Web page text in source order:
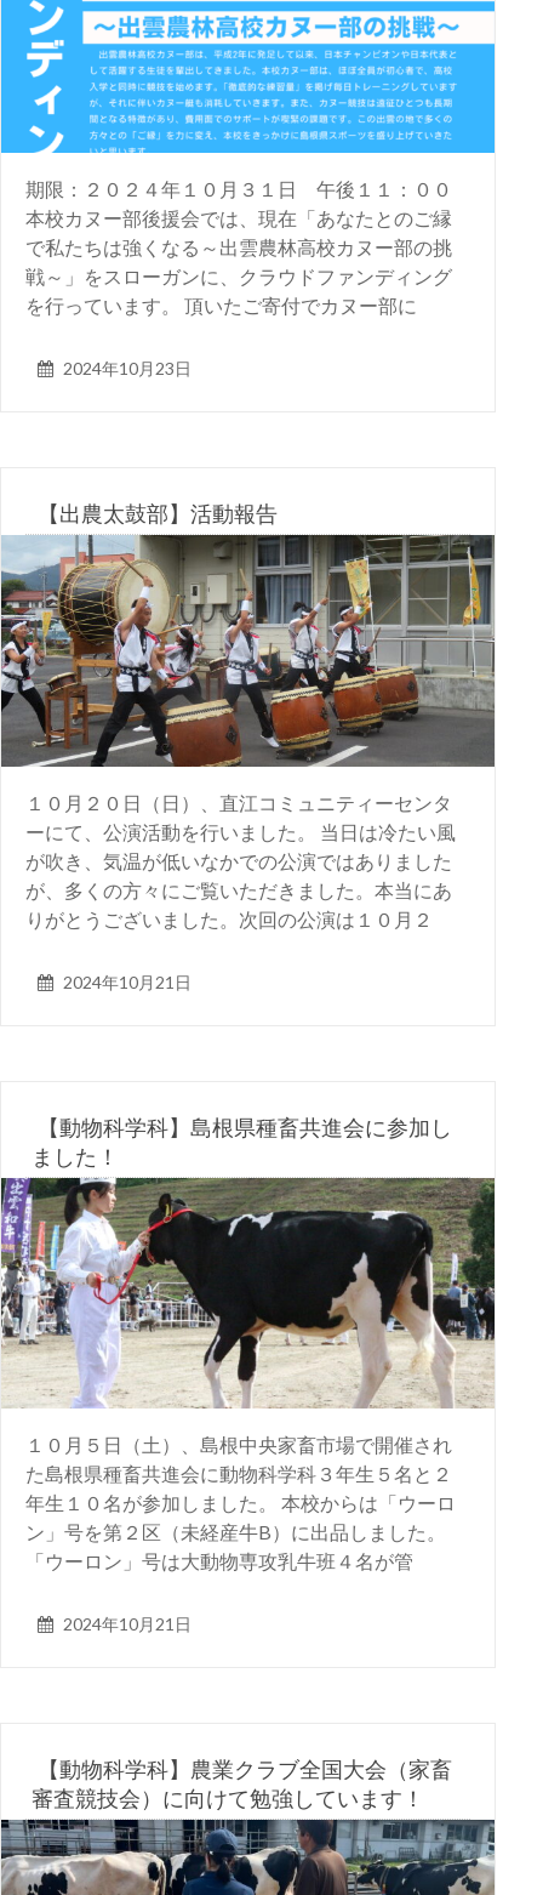
期限：２０２４年１０月３１日 午後１１：００
本校カヌー部後援会では、現在「あなたとのご縁
で私たちは強くなる～出雲農林高校カヌー部の挑
戦～」をスローガンに、クラウドファンディング
を行っています。 頂いたご寄付でカヌー部に
2024年10月23日
【出農太鼓部】活動報告
１０月２０日（日）、直江コミュニティーセンタ
ーにて、公演活動を行いました。 当日は冷たい風
が吹き、気温が低いなかでの公演ではありました
が、多くの方々にご覧いただきました。本当にあ
りがとうございました。次回の公演は１０月２
2024年10月21日
【動物科学科】島根県種畜共進会に参加し
ました！
１０月５日（土）、島根中央家畜市場で開催され
た島根県種畜共進会に動物科学科３年生５名と２
年生１０名が参加しました。 本校からは「ウーロ
ン」号を第２区（未経産牛B）に出品しました。
「ウーロン」号は大動物専攻乳牛班４名が管
2024年10月21日
【動物科学科】農業クラブ全国大会（家畜
審査競技会）に向けて勉強しています！